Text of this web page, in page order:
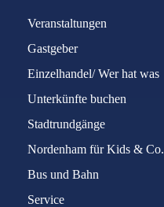
Veranstaltungen
Gastgeber
Einzelhandel/ Wer hat was
Unterkünfte buchen
Stadtrundgänge
Nordenham für Kids & Co.
Bus und Bahn
Service